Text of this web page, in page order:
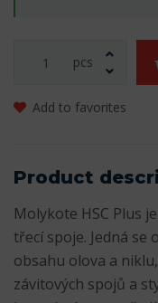
pcs
Add to favorites
Product
Molykote HSC Plus
třecí spoje. Jedná se
obsahu olova a
závitových spojů a